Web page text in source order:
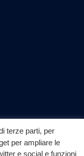
terze parti, per
per ampliare le
e social e funzioni